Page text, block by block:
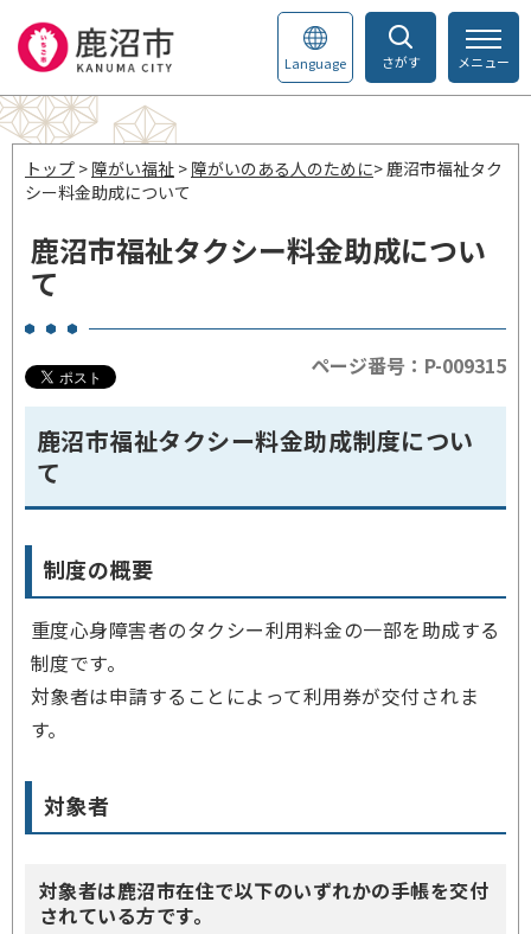
さがす
Language メニュー
トップ > 障がい福祉 > 障がいのある人のために> 鹿沼市福祉タク
シー料金助成について
鹿沼市福祉タクシー料金助成につい
て
ページ番号：P-009315
鹿沼市福祉タクシー料金助成制度につい
て
制度の概要
重度心身障害者のタクシー利用料金の一部を助成する
制度です。
対象者は申請することによって利用券が交付されま
す。
対象者
対象者は鹿沼市在住で以下のいずれかの手帳を交付
されている方です。